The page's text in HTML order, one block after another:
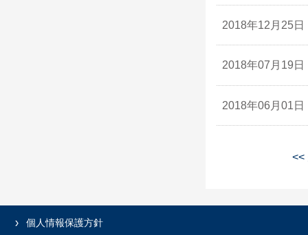
2018年12月25日
2018年07月19日
2018年06月01日
<<
個人情報保護方針